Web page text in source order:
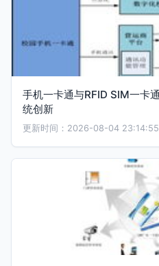
手机一卡通与RFID SIM一卡
统创新
更新时间：2026-08-04 23:14:55